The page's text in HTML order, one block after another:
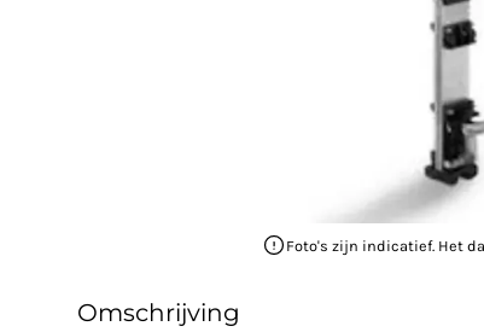
Foto's zijn indicatief. Het
Omschrijving